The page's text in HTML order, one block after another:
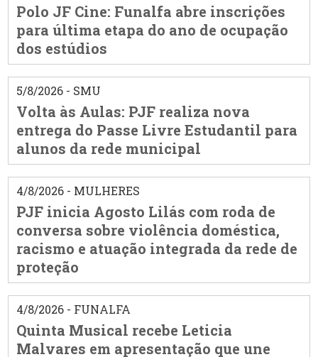
Polo JF Cine: Funalfa abre inscrições
para última etapa do ano de ocupação
dos estúdios
5/8/2026 - SMU
Volta às Aulas: PJF realiza nova
entrega do Passe Livre Estudantil para
alunos da rede municipal
4/8/2026 - MULHERES
PJF inicia Agosto Lilás com roda de
conversa sobre violência doméstica,
racismo e atuação integrada da rede de
proteção
4/8/2026 - FUNALFA
Quinta Musical recebe Leticia
Malvares em apresentação que une